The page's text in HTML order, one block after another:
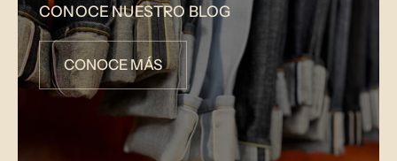
CONOCE NUESTRO BLOG
CONOCE MÁS